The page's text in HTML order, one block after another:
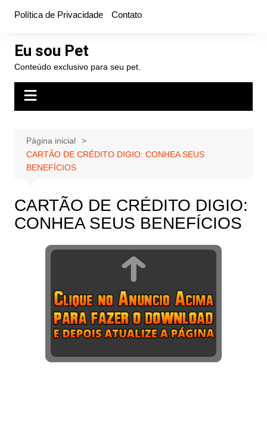
conteúdo
Política de Privacidade Contato
Eu sou Pet
Conteúdo exclusivo para seu pet.
Página inicial
CARTÃO DE CRÉDITO DIGIO: CONHEA SEUS
BENEFÍCIOS
CARTÃO DE CRÉDITO DIGIO:
CONHEA SEUS BENEFÍCIOS